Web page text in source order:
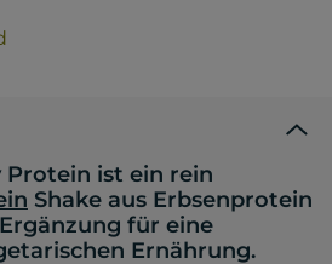
Protein ist ein rein
Shake aus Erbsenprotein
für eine
Ernährung.